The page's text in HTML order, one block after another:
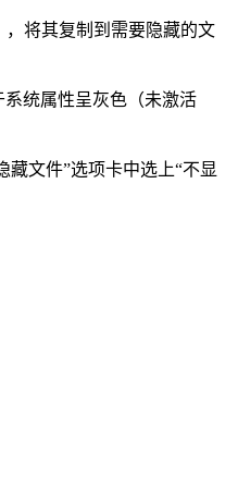
，将其复制到需要隐藏的文
统属性呈灰色（未激活
文件”选项卡中选上“不显